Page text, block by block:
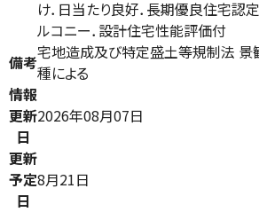
け．日当たり良好．長期優良住宅認
ルコニー．設計住宅性能評価付
備考宅地造成及び特定盛土等規制法
種による
情報
更新
日
2026年08月07日
更新
予定
日
8月21日